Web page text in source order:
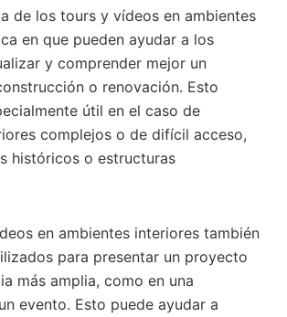
de los tours y vídeos en ambientes
en que pueden ayudar a los
y comprender mejor un
o renovación. Esto
útil en el caso de
complejos o de difícil acceso,
históricos o estructuras
en ambientes interiores también
para presentar un proyecto
más amplia, como en una
evento. Esto puede ayudar a